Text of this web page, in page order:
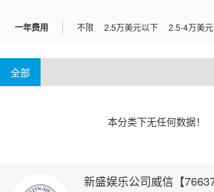
俄勒冈州
俄克拉荷马州 犹他州
一年费用 不限 2.5万美元以下
2.5-4万美元
全部
本分类下无任何数据！